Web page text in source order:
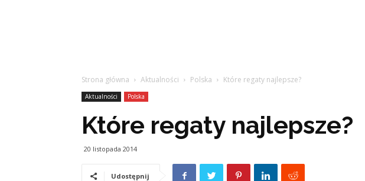
Strona główna Aktualności Polska Które regaty najlepsze?
Aktualności Polska
Które regaty najlepsze?
20 listopada 2014
Udostępnij